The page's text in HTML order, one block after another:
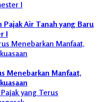
Air Tanah yang Baru
I
Menebarkan Manfaat,